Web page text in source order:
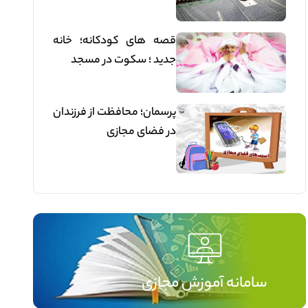
قصه های کودکانه؛ خانه
جدید ؛ سکوت در مسجد
پرسمان؛ محافظت از فرزندان
در فضای مجازی
سامانه آموزش مجازی